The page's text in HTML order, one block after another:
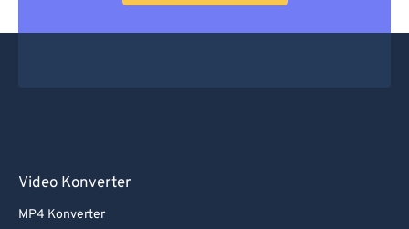
Video Konverter
MP4 Konverter